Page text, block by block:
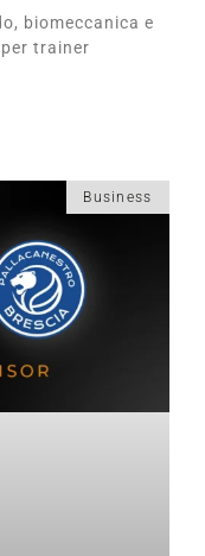
biomeccanica e
trainer
Business